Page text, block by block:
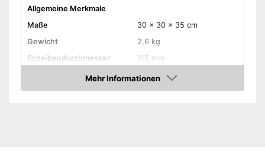
Allgemeine Merkmale
Maße
30 x 30 x 35 cm
Gewicht
2,6 kg
Scheibendurchmesser
115 mm
Drehzahl Leerlauf
7.500 U/min
Akkuspannung
18 V
Mehr Informationen
Amazon